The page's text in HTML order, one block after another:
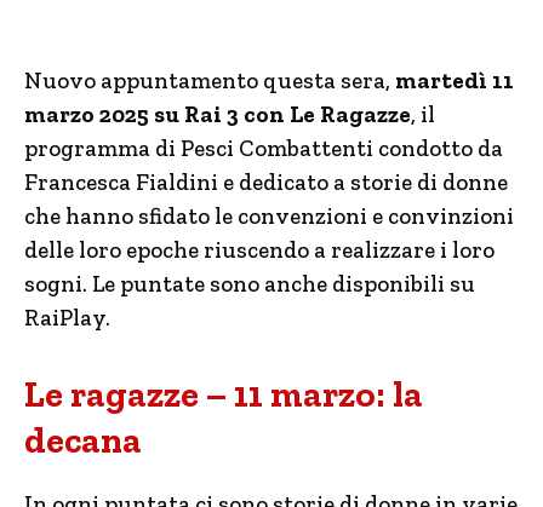
Nuovo appuntamento questa sera, martedì 11
marzo 2025 su Rai 3 con Le Ragazze, il
programma di Pesci Combattenti condotto da
Francesca Fialdini e dedicato a storie di donne
che hanno sfidato le convenzioni e convinzioni
delle loro epoche riuscendo a realizzare i loro
sogni. Le puntate sono anche disponibili su
RaiPlay.
Le ragazze – 11 marzo: la
decana